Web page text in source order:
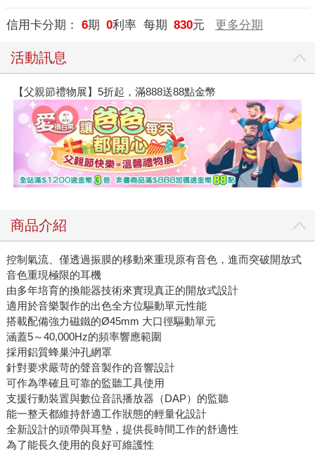
信用卡分期： 6期 0利率 每期 830元 更多分期
活動訊息
【父親節禮物展】5折起，滿888送88點金幣
商品介紹
控制氣流、僅透過振膜的移動來重現原有音色，進而突破開放式
音色重現極限的耳機
由多年培育的換能器技術來實現真正的開放式設計
適用於音樂製作的出色全方位驅動單元性能
搭載配備強力磁鐵的Ø45mm 大口徑驅動單元
涵蓋5～40,000Hz的頻率響應範圍
採用鋁質蜂巢沖孔網罩
針對要求嚴苛的聲音製作的音響設計
可作為準確且可靠的監聽工具使用
支援行動裝置與數位音訊播放器（DAP）的監聽
能一整天都維持舒適工作狀態的輕量化設計
全新設計的頭帶與耳墊，提供長時間工作的舒適性
為了能長久使用的良好可維護性